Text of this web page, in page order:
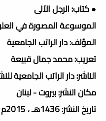
● كتاب: الرجل الآلى
الموسوعة المصورة في
المؤلف: دار الراتب الجامعية
تعريب: محمد جمال قبيعة
الناشر: دار الراتب الجامعية
مكان النشر: بيروت - لبنان
تاريخ النشر: 1436هـ ، 2015م